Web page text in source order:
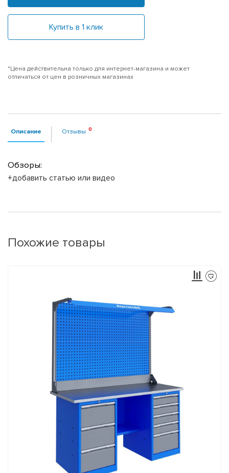
Купить в 1 клик
*Цена действительна только для интернет-магазина и может
отличаться от цен в розничных магазинах
Описание Отзывы
Обзоры:
+добавить статью или видео
Похожие товары